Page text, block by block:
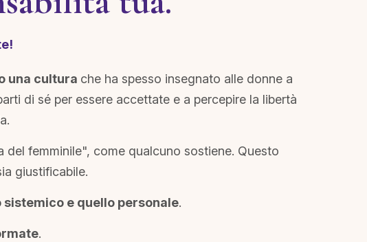
una cultura che ha spesso insegnato alle donne a
di sé per essere accettate e a percepire la libertà
femminile", come qualcuno sostiene. Questo
giustificabile.
sistemico e quello personale.
.